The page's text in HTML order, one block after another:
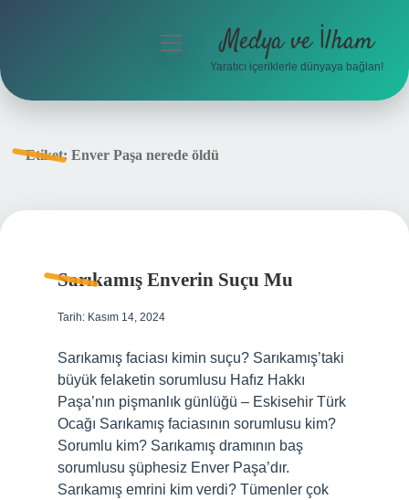
menüyü
Medya ve İlham
Yaratıcı içeriklerle dünyaya bağlan!
Etiket: Enver Paşa nerede öldü
Sarıkamış Enverin Suçu Mu
Tarih: Kasım 14, 2024
Sarıkamış faciası kimin suçu? Sarıkamış’taki
büyük felaketin sorumlusu Hafız Hakkı
Paşa’nın pişmanlık günlüğü – Eskisehir Türk
Ocağı Sarıkamış faciasının sorumlusu kim?
Sorumlu kim? Sarıkamış dramının baş
sorumlusu şüphesiz Enver Paşa’dır.
Sarıkamış emrini kim verdi? Tümenler çok